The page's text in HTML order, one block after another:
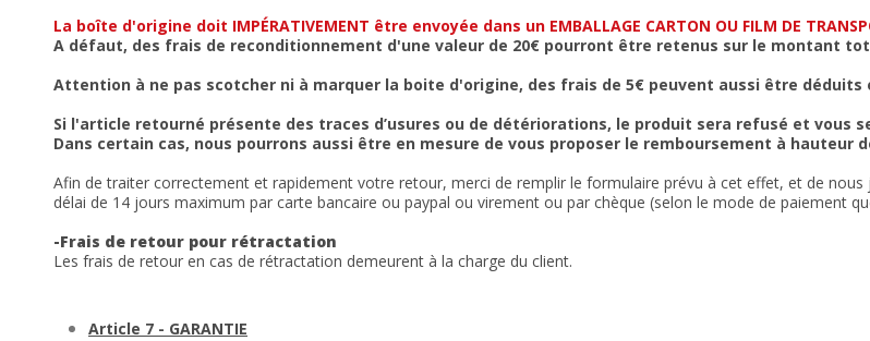
La boîte d'origine doit IMPÉRATIVEMENT être envoyée dans un EMBALLAGE CARTON OU FILM DE
A défaut, des frais de reconditionnement d'une valeur de 20€ pourront être retenus sur le montant
Attention à ne pas scotcher ni à marquer la boite d'origine, des frais de 5€ peuvent aussi être déduits
Si l'article retourné présente des traces d’usures ou de détériorations, le produit sera refusé et vous
Dans certain cas, nous pourrons aussi être en mesure de vous proposer le remboursement à hauteur
Afin de traiter correctement et rapidement votre retour, merci de remplir le formulaire prévu à cet effet, et de nous
délai de 14 jours maximum par carte bancaire ou paypal ou virement ou par chèque (selon le mode de paiement
-Frais de retour pour rétractation
Les frais de retour en cas de rétractation demeurent à la charge du client.
Article 7 - GARANTIE